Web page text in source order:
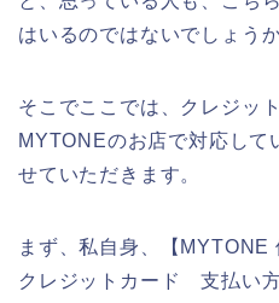
はいるのではないでしょう
そこでここでは、クレジッ
MYTONEのお店で対応して
せていただきます。
まず、私自身、【
クレジットカード 支払い